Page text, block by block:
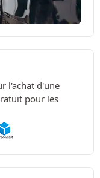
l'achat d'une
pour les